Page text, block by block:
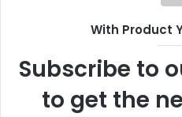
With Product
Subscribe to
to get the